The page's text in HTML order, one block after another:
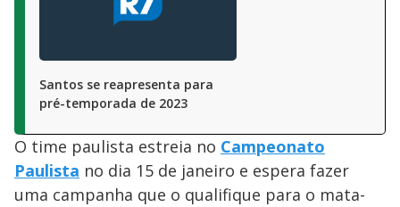
Santos se reapresenta para
pré-temporada de 2023
O time paulista estreia no Campeonato
Paulista no dia 15 de janeiro e espera fazer
uma campanha que o qualifique para o mata-